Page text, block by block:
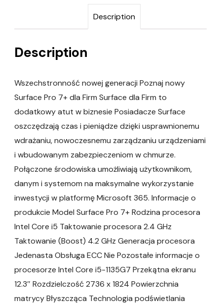
Description
Description
Wszechstronność nowej generacji Poznaj nowy
Surface Pro 7+ dla Firm Surface dla Firm to
dodatkowy atut w biznesie Posiadacze Surface
oszczędzają czas i pieniądze dzięki usprawnionemu
wdrażaniu, nowoczesnemu zarządzaniu urządzeniami
i wbudowanym zabezpieczeniom w chmurze.
Połączone środowiska umożliwiają użytkownikom,
danym i systemom na maksymalne wykorzystanie
inwestycji w platformę Microsoft 365. Informacje o
produkcie Model Surface Pro 7+ Rodzina procesora
Intel Core i5 Taktowanie procesora 2.4 GHz
Taktowanie (Boost) 4.2 GHz Generacja procesora
Jedenasta Obsługa ECC Nie Pozostałe informacje o
procesorze Intel Core i5-1135G7 Przekątna ekranu
12.3″ Rozdzielczość 2736 x 1824 Powierzchnia
matrycy Błyszcząca Technologia podświetlania